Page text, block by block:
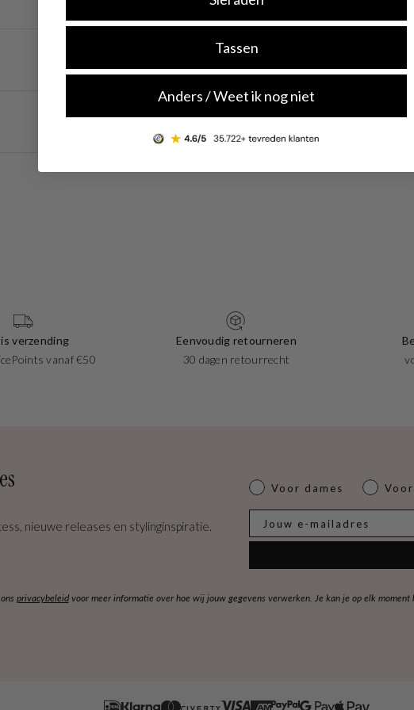
verzending
vanaf €50
Eenvoudig retourneren
30 dagen retourrecht
Dames of heren
Voor dames
nieuwe releases en stylinginspiratie.
privacybeleidvoor meer informatie over hoe wij jouw gegevens verwerken. Je kan je op elk moment
Tassen
Anders / Weet ik nog niet